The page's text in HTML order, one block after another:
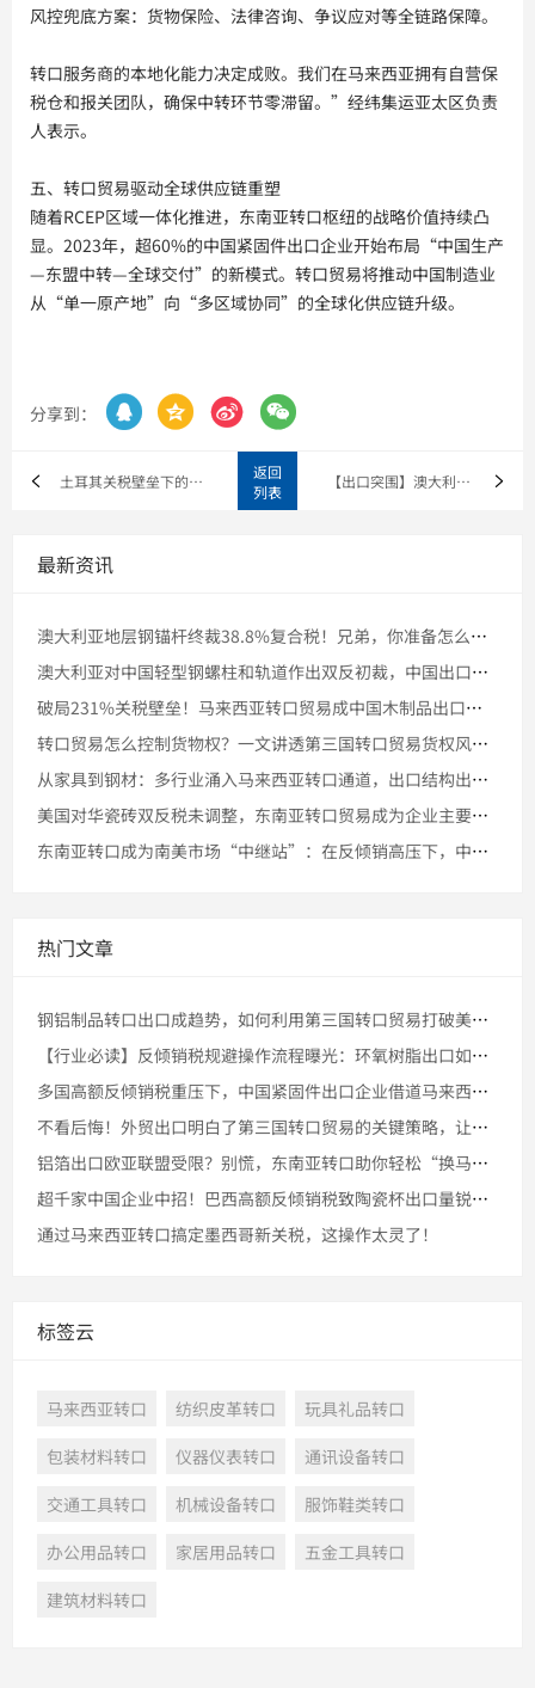
风控兜底方案：货物保险、法律咨询、争议应对等全链路保障。
转口服务商的本地化能力决定成败。我们在马来西亚拥有自营保
税仓和报关团队，确保中转环节零滞留。”经纬集运亚太区负责
人表示。
五、转口贸易驱动全球供应链重塑
随着RCEP区域一体化推进，东南亚转口枢纽的战略价值持续凸
显。2023年，超60%的中国紧固件出口企业开始布局“中国生产
—东盟中转—全球交付”的新模式。转口贸易将推动中国制造业
从“单一原产地”向“多区域协同”的全球化供应链升级。
分享到：    
土耳其关税壁垒下的纺织业惊魂：44%重税如何重塑中国出口格局
返回
列表
【出口突围】澳大利亚双反重压，中国精密钢管借道马来西亚转口破
最新资讯
澳大利亚地层钢锚杆终裁38.8%复合税！兄弟，你准备怎么办？
澳大利亚对中国轻型钢螺柱和轨道作出双反初裁，中国出口企业未来
破局231%关税壁垒！马来西亚转口贸易成中国木制品出口新通道
转口贸易怎么控制货物权？一文讲透第三国转口贸易货权风险与解决
从家具到钢材：多行业涌入马来西亚转口通道，出口结构出现重大变
美国对华瓷砖双反税未调整，东南亚转口贸易成为企业主要出口策略
东南亚转口成为南美市场“中继站”：在反倾销高压下，中国钢材如
热门文章
钢铝制品转口出口成趋势，如何利用第三国转口贸易打破美国高额关
【行业必读】反倾销税规避操作流程曝光：环氧树脂出口如何走对马
多国高额反倾销税重压下，中国紧固件出口企业借道马来西亚转口贸
不看后悔！外贸出口明白了第三国转口贸易的关键策略，让你领先一
铝箔出口欧亚联盟受限？别慌，东南亚转口助你轻松“换马甲”！
超千家中国企业中招！巴西高额反倾销税致陶瓷杯出口量锐减，转口
通过马来西亚转口搞定墨西哥新关税，这操作太灵了！
标签云
马来西亚转口 纺织皮革转口
玩具礼品转口
包装材料转口
仪器仪表转口
通讯设备转口
交通工具转口
机械设备转口
服饰鞋类转口
办公用品转口
家居用品转口
五金工具转口
建筑材料转口